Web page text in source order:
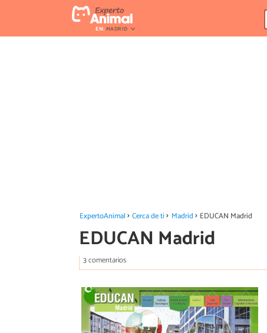
EN:MADRID
ExpertoAnimal Cerca de ti Madrid EDUCAN Madrid
EDUCAN Madrid
3 comentarios